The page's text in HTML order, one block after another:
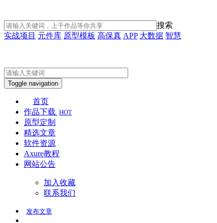
搜索
实战项目 元件库 原型模板 高保真 APP 大数据 智慧
Toggle navigation
首页
作品下载 HOT
原型定制
精选文章
软件资源
Axure教程
网站公告
加入收藏
联系我们
发布文章